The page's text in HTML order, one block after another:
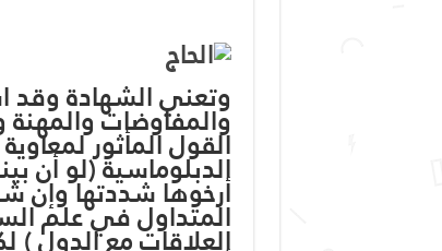
وتعني الشهادة وقد
والمفاوضات والمهنة
القول المأثور
الدبلوماسية (لو أن
أرخوها شددتها وإن
المتداول في علم
العلاقات مع الدول )